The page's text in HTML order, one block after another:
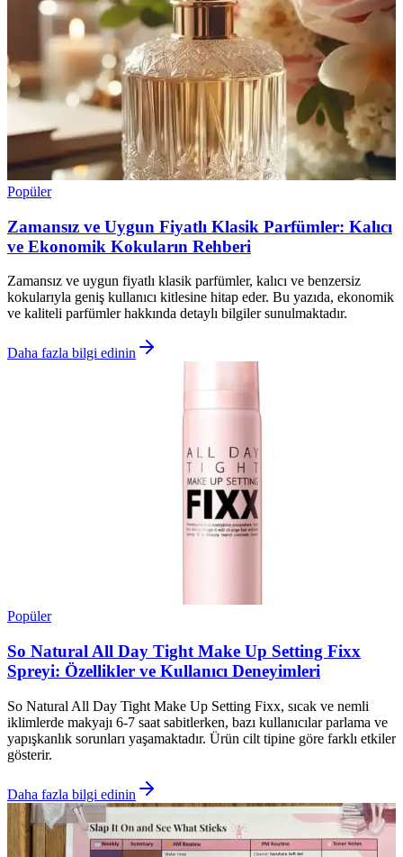
Popüler
Zamansız ve Uygun Fiyatlı Klasik Parfümler: Kalıcı
ve Ekonomik Kokuların Rehberi
Zamansız ve uygun fiyatlı klasik parfümler, kalıcı ve benzersiz
kokularıyla geniş kullanıcı kitlesine hitap eder. Bu yazıda, ekonomik
ve kaliteli parfümler hakkında detaylı bilgiler sunulmaktadır.
Daha fazla bilgi edinin
Popüler
So Natural All Day Tight Make Up Setting Fixx
Spreyi: Özellikler ve Kullanıcı Deneyimleri
So Natural All Day Tight Make Up Setting Fixx, sıcak ve nemli
iklimlerde makyajı 6-7 saat sabitlerken, bazı kullanıcılar parlama ve
yapışkanlık sorunları yaşamaktadır. Ürün cilt tipine göre farklı etkiler
gösterir.
Daha fazla bilgi edinin